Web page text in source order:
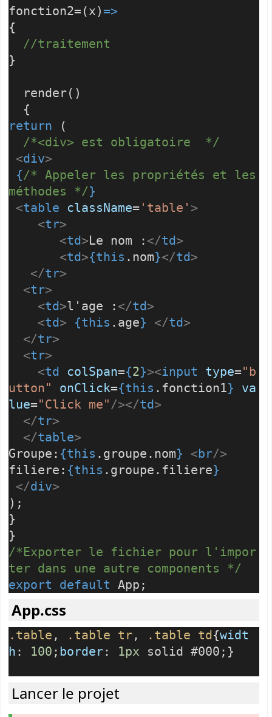
fonction2=(x)=>
{
//traitement
}
render()
{
return (
/*<div> est obligatoire */
<div>
{/* Appeler les propriétés et les
méthodes */}
<table className= 'table' >
<tr>
<td>Le nom : </td>
<td>{this .nom}</td>
</tr>
<tr>
<td>l'age : </td>
<td> {this .age} </td>
</tr>
<tr>
<td colSpan={2}><input type="b
utton"
onClick={this .fonction1}
va
lue="Click me" /></td>
</tr>
</table>
Groupe: {this .groupe.nom} <br/>
filiere: {this .groupe.filiere}
</div>
);
}
}
/*Exporter le fichier pour l'impor
ter dans une autre components */
export
default App;
App.css
.table , .table tr , .table td{widt
h : 100 ; border: 1px solid #000;}
Lancer le projet